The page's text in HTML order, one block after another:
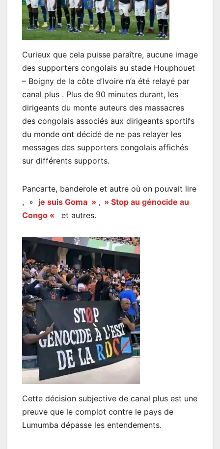
Curieux que cela puisse paraître, aucune image
des supporters congolais au stade Houphouet
– Boigny de la côte d’Ivoire n’a été relayé par
canal plus . Plus de 90 minutes durant, les
dirigeants du monte auteurs des massacres
des congolais associés aux dirigeants sportifs
du monde ont décidé de ne pas relayer les
messages des supporters congolais affichés
sur différents supports.
Pancarte, banderole et autre où on pouvait lire
, » je suis Goma » , » Stop au génocide au
Congo «
et autres.
Cette décision subjective de canal plus est une
preuve que le complot contre le pays de
Lumumba dépasse les entendements.